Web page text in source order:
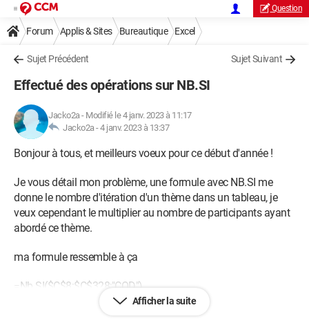
Question
Forum Applis & Sites Bureautique Excel
Sujet Précédent Sujet Suivant
Effectué des opérations sur NB.SI
Jacko2a- Modifié le 4 janv. 2023 à 11:17
Jacko2a -4 janv. 2023 à 13:37
Bonjour à tous, et meilleurs voeux pour ce début d'année !
Je vous détail mon problème, une formule avec NB.SI me
donne le nombre d'itération d'un thème dans un tableau, je
veux cependant le multiplier au nombre de participants ayant
abordé ce thème.
ma formule ressemble à ça
=Nb.SI($C$8:$C$328;"COD")
Afficher la suite